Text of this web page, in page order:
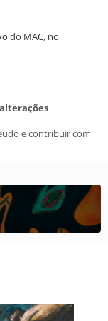
do MAC, no
e contribuir com